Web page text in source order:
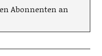
Abonnenten an